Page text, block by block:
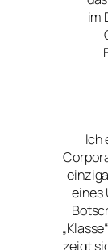
im
Ich
eines
zeigt